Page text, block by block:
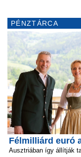
PÉNZTÁRCA
Félmilliárd euró
Ausztriában így állítják